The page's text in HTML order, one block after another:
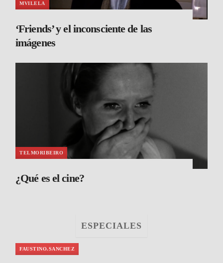
MVILELA
‘Friends’ y el inconsciente de las
imágenes
TELMORIBEIRO
¿Qué es el cine?
ESPECIALES
FAUSTINO.SANCHEZ